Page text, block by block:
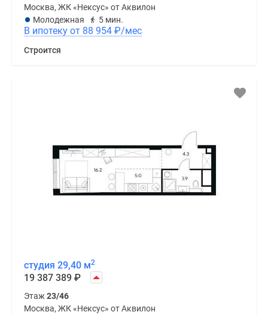
Москва, ЖК «Нексус» от Аквилон
Молодежная
5 мин.
В ипотеку от 88 954 ₽/мес
Строится
студия 29,40 м2
19 387 389 ₽
Этаж 23/46
Москва, ЖК «Нексус» от Аквилон